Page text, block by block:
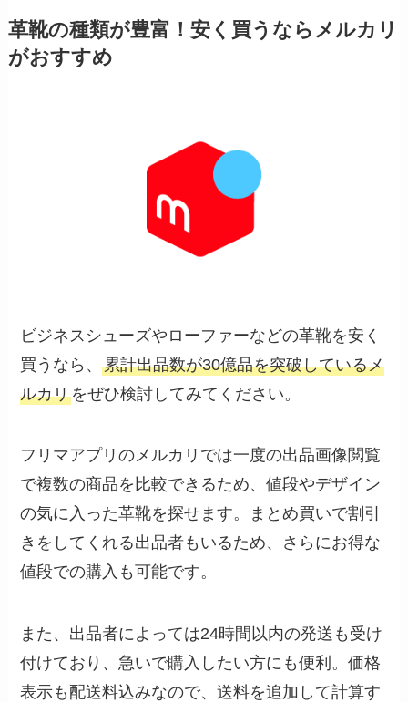
革靴の種類が豊富！安く買うならメルカリ
がおすすめ
ビジネスシューズやローファーなどの革靴を安く
買うなら、累計出品数が30億品を突破しているメ
ルカリをぜひ検討してみてください。
フリマアプリのメルカリでは一度の出品画像閲覧
で複数の商品を比較できるため、値段やデザイン
の気に入った革靴を探せます。まとめ買いで割引
きをしてくれる出品者もいるため、さらにお得な
値段での購入も可能です。
また、出品者によっては24時間以内の発送も受け
付けており、急いで購入したい方にも便利。価格
表示も配送料込みなので、送料を追加して計算す